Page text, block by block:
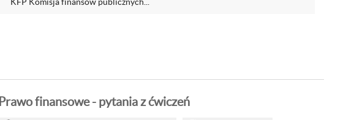
Prawo finansowe - pytania z ćwiczeń